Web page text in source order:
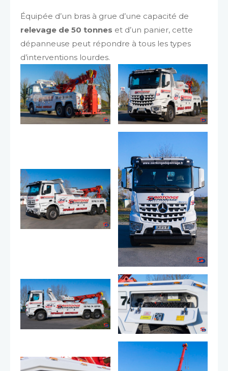
Équipée d’un bras à grue d’une capacité de
relevage de 50 tonnes et d’un panier, cette
dépanneuse peut répondre à tous les types
d’interventions lourdes.